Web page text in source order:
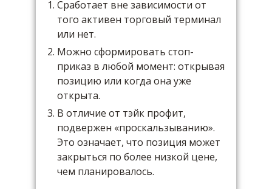
Сработает вне зависимости от
того активен торговый терминал
или нет.
Можно сформировать стоп-
приказ в любой момент: открывая
позицию или когда она уже
открыта.
В отличие от тэйк профит,
подвержен «проскальзыванию».
Это означает, что позиция может
закрыться по более низкой цене,
чем планировалось.